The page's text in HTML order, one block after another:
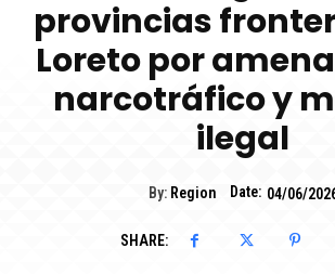
provincias
Loreto por
narcotráfico y
ilegal
By: Region Date: 04/06/
SHARE: